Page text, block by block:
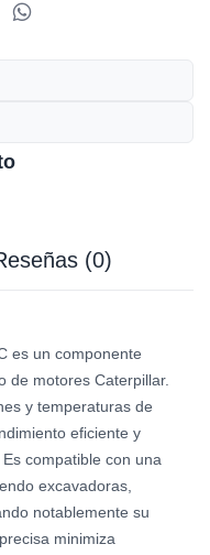
(0)
es un componente
de motores Caterpillar.
y temperaturas de
eficiente y
compatible con una
excavadoras,
notablemente su
minimiza